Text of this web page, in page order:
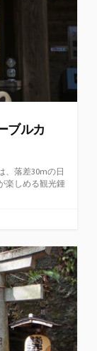
ブルカ
、落差30mの日
楽しめる観光鍾